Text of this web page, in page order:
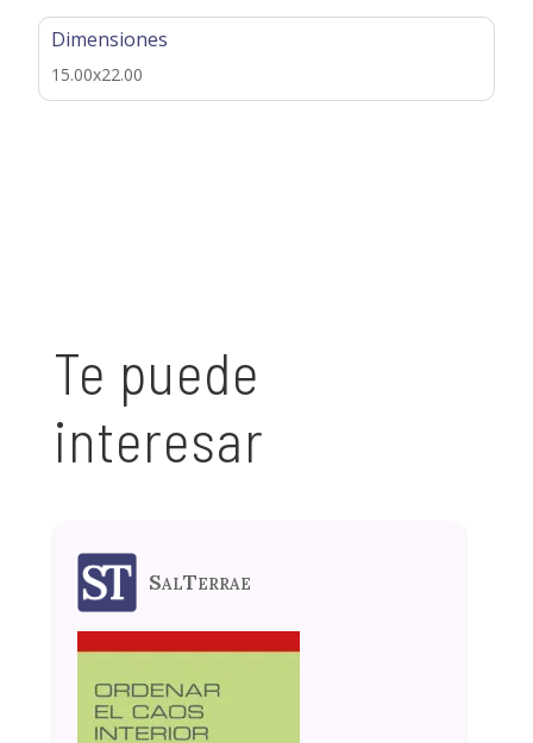
Dimensiones
15.00x22.00
Te puede
interesar
SalTerrae